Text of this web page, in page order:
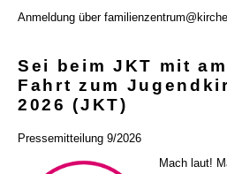
Anmeldung über
Sei beim JKT mit
Fahrt zum
2026 (JKT)
Pressemitteilung 9/2026
Mach laut!